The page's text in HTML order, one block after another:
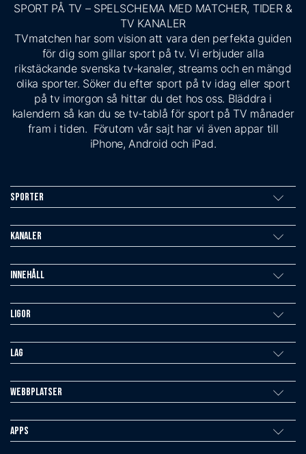
SPORT PÅ TV – SPELSCHEMA MED MATCHER, TIDER &
TV KANALER
TVmatchen har som vision att vara den perfekta guiden
för dig som gillar sport på tv. Vi erbjuder alla
rikstäckande svenska tv-kanaler, streams och en mängd
olika sporter. Söker du efter sport på tv idag eller sport
på tv imorgon så hittar du det hos oss. Bläddra i
kalendern så kan du se tv-tablå för sport på TV månader
fram i tiden. Förutom vår sajt har vi även appar till
iPhone, Android och iPad.
Sporter
Kanaler
Innehåll
Ligor
Lag
Webbplatser
Apps